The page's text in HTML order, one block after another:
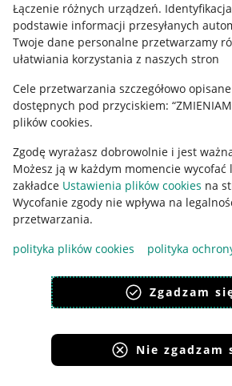
Łączenie różnych urządzeń.
podstawie informacji przesyłanych
Twoje dane personalne przetwarzamy
ułatwiania korzystania z naszych stron
Cele przetwarzania szczegółowo
dostępnych pod przyciskiem:
plików cookies.
Zgodę wyrażasz dobrowolnie i jest
Możesz ją w każdym momencie
zakładce Ustawienia plików cookies na
Wycofanie zgody nie wpływa na
przetwarzania.
polityka plików cookies
polityka
Zgadzam
Nie zgadzam
Regulamin
Polityka plików "cookies"
Ustawienia plików "cookies"
Udostępnianie lokalizacji
Informacje dla Aktu o Usługach
Pobierz aplikację
Korzystanie z serwisu oznacza